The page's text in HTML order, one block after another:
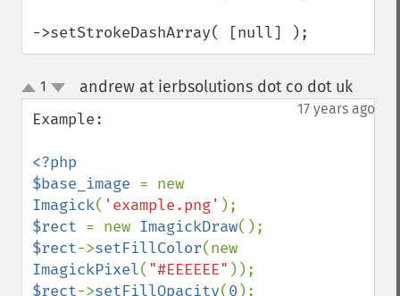
->setStrokeDashArray( [null] );
up
down
1 andrew at ierbsolutions dot co dot uk¶
17 years ago
Example:
<?php
$base_image
Imagick( 'example.png'
$rect = new ImagickDraw
$rect->setFillColor
ImagickPixel( "#EEEEEE"
$rect->setFillOpacity(0